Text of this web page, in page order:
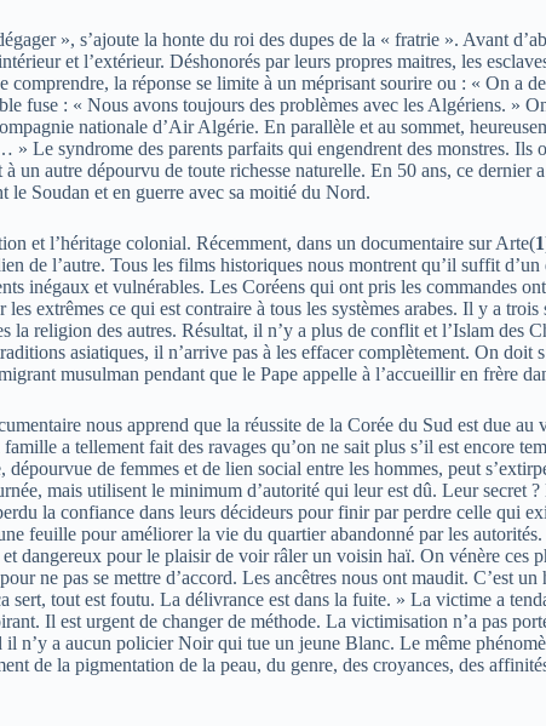
», s’ajoute la honte du roi des dupes de la « fratrie ». Avant
et l’extérieur. Déshonorés par leurs propres maitres, les
la réponse se limite à un méprisant sourire ou : « On a
: « Nous avons toujours des problèmes avec les Algériens. »
nationale d’Air Algérie. En parallèle et au sommet,
Le syndrome des parents parfaits qui engendrent des monstres. Ils
autre dépourvu de toute richesse naturelle. En 50 ans, ce dernier
le Soudan et en guerre avec sa moitié du Nord.
et l’héritage colonial. Récemment, dans un documentaire sur Arte(1
de l’autre. Tous les films historiques nous montrent qu’il suffit d’un
inégaux et vulnérables. Les Coréens qui ont pris les commandes
extrêmes ce qui est contraire à tous les systèmes arabes. Il y a
la religion des autres. Résultat, il n’y a plus de conflit et l’Islam des
asiatiques, il n’arrive pas à les effacer complètement. On doit
musulman pendant que le Pape appelle à l’accueillir en frère
nous apprend que la réussite de la Corée du Sud est due au
a tellement fait des ravages qu’on ne sait plus s’il est encore
de femmes et de lien social entre les hommes, peut
mais utilisent le minimum d’autorité qui leur est dû. Leur secret
la confiance dans leurs décideurs pour finir par perdre celle qui
feuille pour améliorer la vie du quartier abandonné par les
pour le plaisir de voir râler un voisin haï. On vénère ces
ne pas se mettre d’accord. Les ancêtres nous ont maudit. C’est
tout est foutu. La délivrance est dans la fuite. » La victime a
Il est urgent de changer de méthode. La victimisation n’a pas
a aucun policier Noir qui tue un jeune Blanc. Le même
de la pigmentation de la peau, du genre, des croyances, des